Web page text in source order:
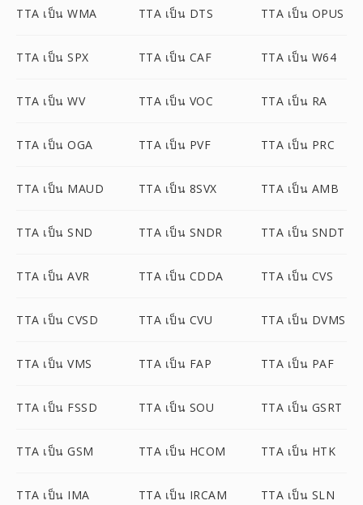
TTA เป็น WMA TTA เป็น DTS TTA เป็น OPUS
TTA เป็น SPX TTA เป็น CAF TTA เป็น W64
TTA เป็น WV TTA เป็น VOC TTA เป็น RA
TTA เป็น OGA TTA เป็น PVF TTA เป็น PRC
TTA เป็น MAUD TTA เป็น 8SVX TTA เป็น AMB
TTA เป็น SND TTA เป็น SNDR TTA เป็น SNDT
TTA เป็น AVR TTA เป็น CDDA TTA เป็น CVS
TTA เป็น CVSD TTA เป็น CVU TTA เป็น DVMS
TTA เป็น VMS TTA เป็น FAP TTA เป็น PAF
TTA เป็น FSSD TTA เป็น SOU TTA เป็น GSRT
TTA เป็น GSM TTA เป็น HCOM TTA เป็น HTK
TTA เป็น IMA TTA เป็น IRCAM TTA เป็น SLN